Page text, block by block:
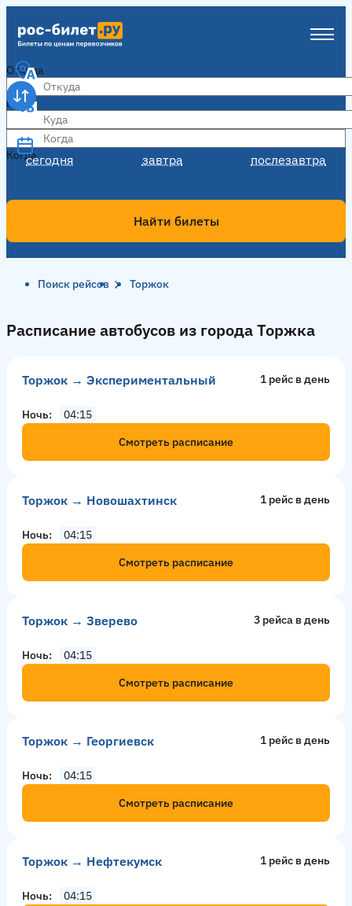
Откуда
Куда
Когда
сегодня завтра послезавтра
Когда
Найти билеты
Поиск рейсов Торжок
Расписание автобусов из города Торжка
Торжок → Экспериментальный 1 рейс в день
Ночь
04:15
Смотреть расписание
Торжок → Новошахтинск 1 рейс в день
Ночь
04:15
Смотреть расписание
Торжок → Зверево 3 рейсa в день
Ночь
04:15
Смотреть расписание
Торжок → Георгиевск 1 рейс в день
Ночь
04:15
Смотреть расписание
Торжок → Нефтекумск 1 рейс в день
Ночь
04:15